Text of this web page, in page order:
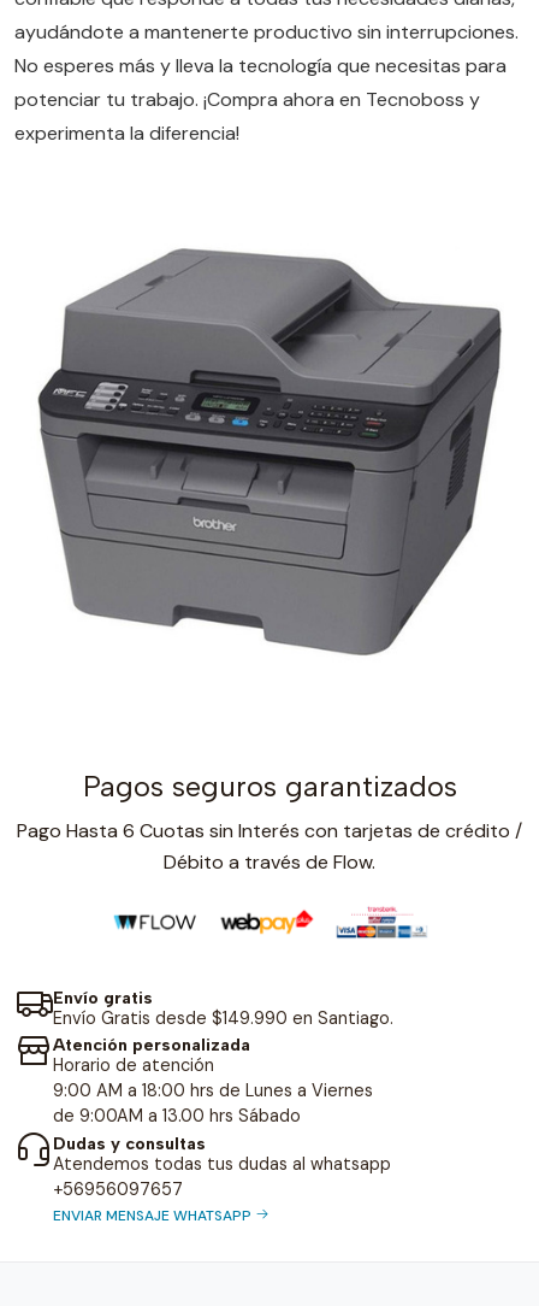
ayudándote a mantenerte productivo sin interrupciones.
No esperes más y lleva la tecnología que necesitas para
potenciar tu trabajo. ¡Compra ahora en Tecnoboss y
experimenta la diferencia!
Pagos seguros garantizados
Pago Hasta 6 Cuotas sin Interés con tarjetas de crédito /
Débito a través de Flow.
Envío gratis
Envío Gratis desde $149.990 en Santiago.
Atención personalizada
Horario de atención
9:00 AM a 18:00 hrs de Lunes a Viernes
de 9:00AM a 13.00 hrs Sábado
Dudas y consultas
Atendemos todas tus dudas al whatsapp
+56956097657
ENVIAR MENSAJE WHATSAPP